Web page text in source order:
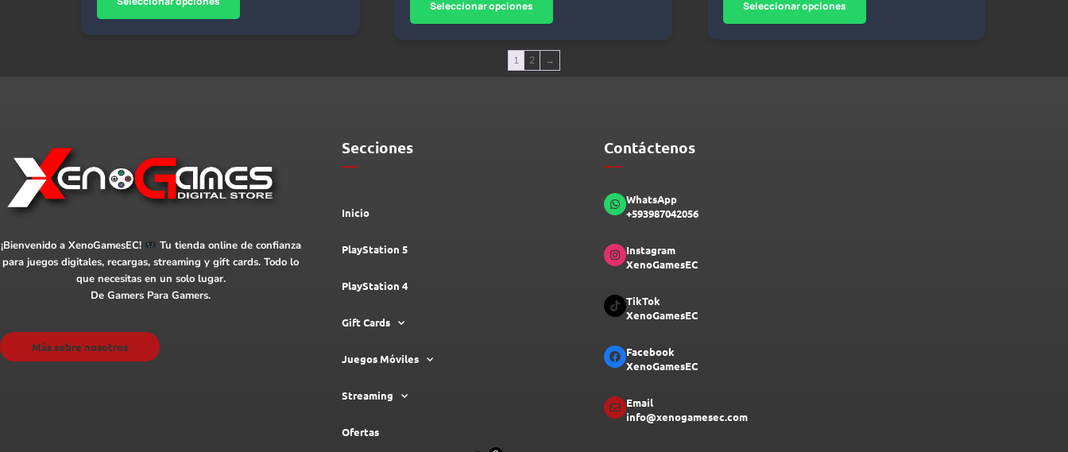
Seleccionar opciones Seleccionar opciones
1 2 →
¡Bienvenido a XenoGamesEC!
Tu tienda online de confianza
para juegos digitales, recargas, streaming y gift cards. Todo lo
que necesitas en un solo lugar.
De Gamers Para Gamers.
Más sobre nosotros
Secciones
Inicio
PlayStation 5
PlayStation 4
Gift Cards
Juegos Móviles
Streaming
Ofertas
Contáctenos
WhatsApp
+593987042056
Instagram
XenoGamesEC
TikTok
XenoGamesEC
Facebook
XenoGamesEC
Email
info@xenogamesec.com